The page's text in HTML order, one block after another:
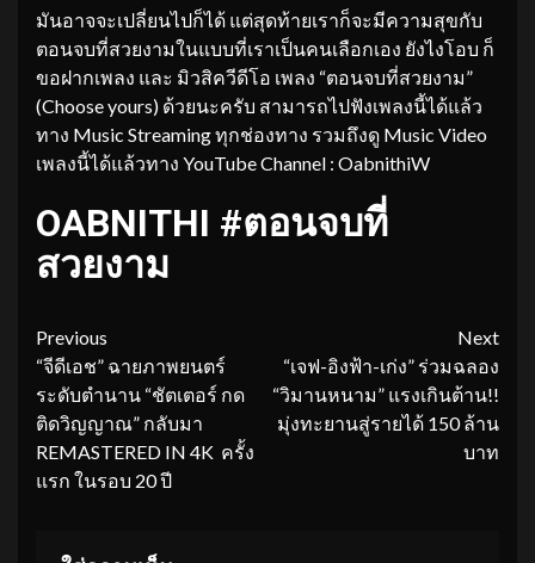
มันอาจจะเปลี่ยนไปก็ได้ แต่สุดท้ายเราก็จะมีความสุขกับ
ตอนจบที่สวยงามในแบบที่เราเป็นคนเลือกเอง ยังไงโอบ ก็
ขอฝากเพลง และ มิวสิควีดีโอ เพลง “ตอนจบที่สวยงาม”
(Choose yours) ด้วยนะครับ สามารถไปฟังเพลงนี้ได้แล้ว
ทาง Music Streaming ทุกช่องทาง รวมถึงดู Music Video
เพลงนี้ได้แล้วทาง YouTube Channel : OabnithiW
OABNITHI #ตอนจบที่
สวยงาม
Continue
Reading
Previous
“จีดีเอช” ฉายภาพยนตร์
ระดับตำนาน “ชัตเตอร์ กด
ติดวิญญาณ” กลับมา
REMASTERED IN 4K ครั้ง
แรก ในรอบ 20 ปี
Next
“เจฟ-อิงฟ้า-เก่ง” ร่วมฉลอง
“วิมานหนาม” แรงเกินต้าน!!
มุ่งทะยานสู่รายได้ 150 ล้าน
บาท